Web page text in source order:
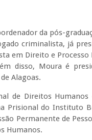
da pós-
criminalista, já
em Direito e
disso, Moura é
Alagoas.
de Direitos Humanos
Prisional do Instituto
Permanente de
Humanos.